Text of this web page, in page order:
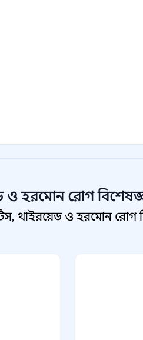
ও হরমোন রোগ
থাইরয়েড ও হরমোন রোগ